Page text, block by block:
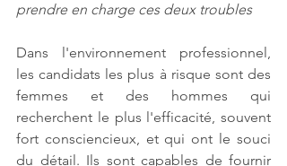
prendre en charge ces deux troubles
Dans l'environnement professionnel,
les candidats les plus à risque sont des
femmes et des hommes qui
recherchent le plus l'efficacité, souvent
fort consciencieux, et qui ont le souci
du détail. Ils sont capables de fournir